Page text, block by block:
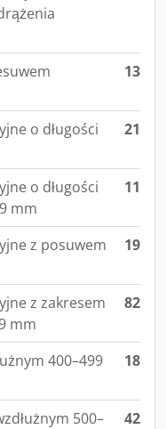
13
o długości
21
o długości
mm
11
z posuwem
19
z zakresem
mm
82
400–499
18
500–
42